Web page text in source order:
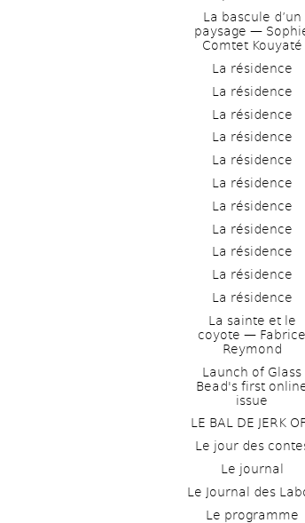
La bascule d’un
paysage —
Comtet Kouyaté
La résidence
La résidence
La résidence
La résidence
La résidence
La résidence
La résidence
La résidence
La résidence
La résidence
La résidence
La sainte et le
coyote — Fabrice
Reymond
Launch of Glass
Bead's first
issue
LE BAL DE JERK
Le jour des
Le journal
Le Journal des
Le programme